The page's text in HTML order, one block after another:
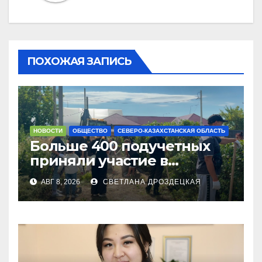
ПОХОЖАЯ ЗАПИСЬ
НОВОСТИ ОБЩЕСТВО СЕВЕРО-КАЗАХСТАНСКАЯ ОБЛАСТЬ
Больше 400 подучетных
приняли участие в
экоакции в СКО
АВГ 8, 2026 СВЕТЛАНА ДРОЗДЕЦКАЯ